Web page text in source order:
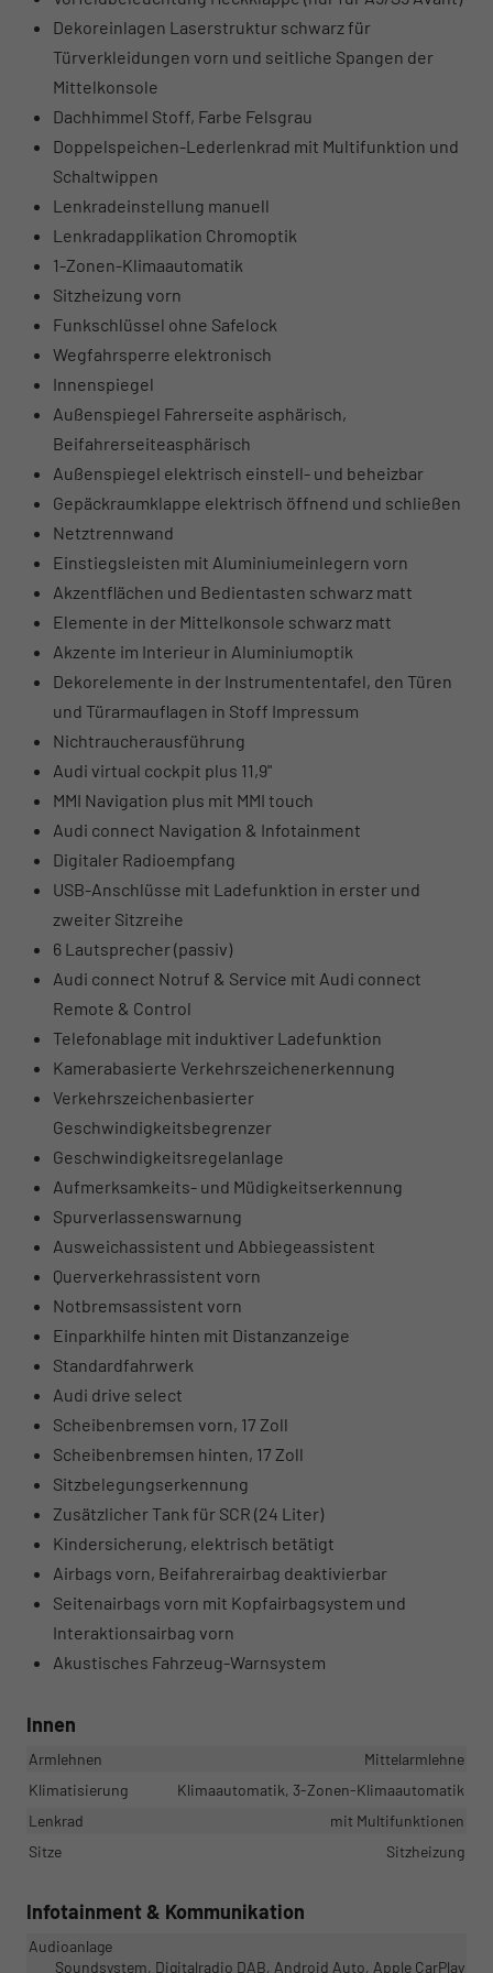
Dekoreinlagen Laserstruktur schwarz für
Türverkleidungen vorn und seitliche Spangen der
Mittelkonsole
Dachhimmel Stoff, Farbe Felsgrau
Doppelspeichen-Lederlenkrad mit Multifunktion und
Schaltwippen
Lenkradeinstellung manuell
Lenkradapplikation Chromoptik
1-Zonen-Klimaautomatik
Sitzheizung vorn
Funkschlüssel ohne Safelock
Wegfahrsperre elektronisch
Innenspiegel
Außenspiegel Fahrerseite asphärisch,
Beifahrerseiteasphärisch
Außenspiegel elektrisch einstell- und beheizbar
Gepäckraumklappe elektrisch öffnend und schließen
Netztrennwand
Einstiegsleisten mit Aluminiumeinlegern vorn
Akzentflächen und Bedientasten schwarz matt
Elemente in der Mittelkonsole schwarz matt
Akzente im Interieur in Aluminiumoptik
Dekorelemente in der Instrumententafel, den Türen
und Türarmauflagen in Stoff Impressum
Nichtraucherausführung
Audi virtual cockpit plus 11,9"
MMI Navigation plus mit MMI touch
Audi connect Navigation & Infotainment
Digitaler Radioempfang
USB-Anschlüsse mit Ladefunktion in erster und
zweiter Sitzreihe
6 Lautsprecher (passiv)
Audi connect Notruf & Service mit Audi connect
Remote & Control
Telefonablage mit induktiver Ladefunktion
Kamerabasierte Verkehrszeichenerkennung
Verkehrszeichenbasierter
Geschwindigkeitsbegrenzer
Geschwindigkeitsregelanlage
Aufmerksamkeits- und Müdigkeitserkennung
Spurverlassenswarnung
Ausweichassistent und Abbiegeassistent
Querverkehrassistent vorn
Notbremsassistent vorn
Einparkhilfe hinten mit Distanzanzeige
Standardfahrwerk
Audi drive select
Scheibenbremsen vorn, 17 Zoll
Scheibenbremsen hinten, 17 Zoll
Sitzbelegungserkennung
Zusätzlicher Tank für SCR (24 Liter)
Kindersicherung, elektrisch betätigt
Airbags vorn, Beifahrerairbag deaktivierbar
Seitenairbags vorn mit Kopfairbagsystem und
Interaktionsairbag vorn
Akustisches Fahrzeug-Warnsystem
Innen
Armlehnen
Mittelarmlehne
Klimatisierung
Klimaautomatik, 3-Zonen-Klimaautomatik
Lenkrad
mit Multifunktionen
Sitze
Sitzheizung
Infotainment & Kommunikation
Audioanlage
Soundsystem, Digitalradio DAB, Android Auto, Apple CarPlay